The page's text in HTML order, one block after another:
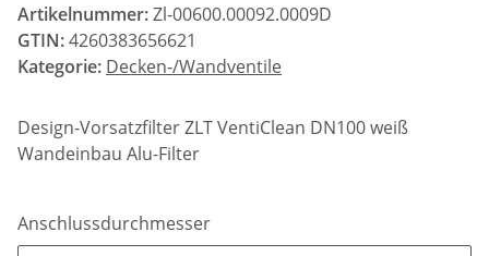
Artikelnummer:Zl-00600.00092.0009D
GTIN:4260383656621
Kategorie: Decken-/Wandventile
Design-Vorsatzfilter ZLT VentiClean DN100 weiß
Wandeinbau Alu-Filter
Anschlussdurchmesser